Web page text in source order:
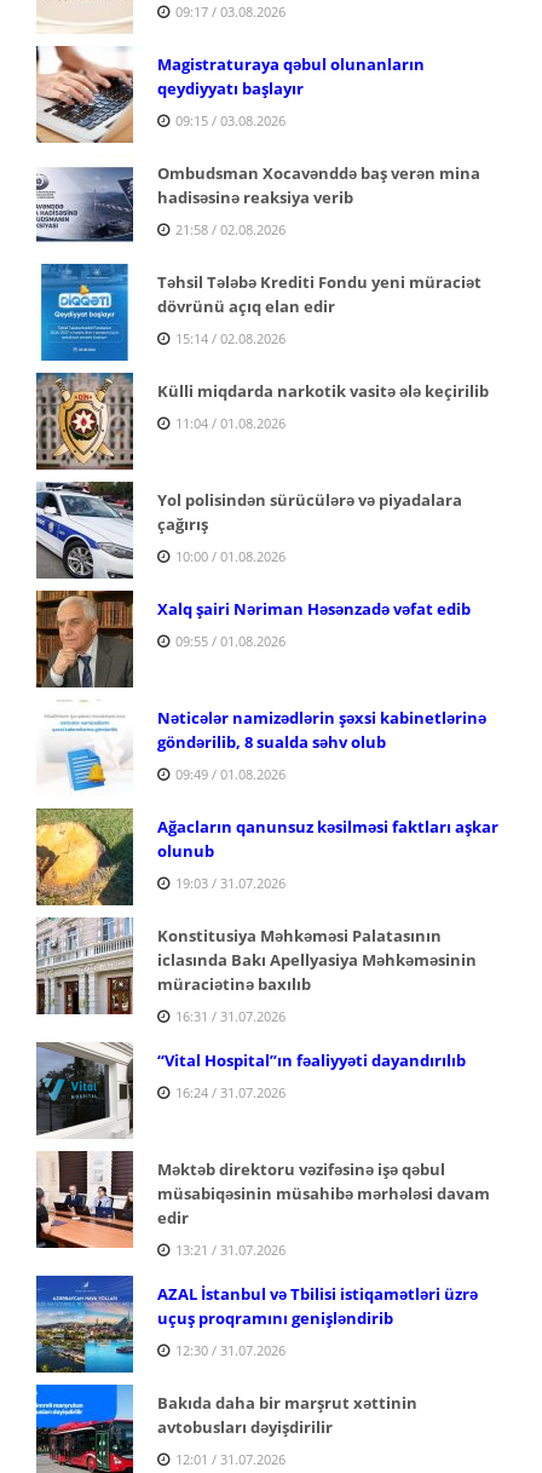
09:17 / 03.08.2026
Magistraturaya qəbul olunanların
qeydiyyatı başlayır
09:15 / 03.08.2026
Ombudsman Xocavənddə baş verən mina
hadisəsinə reaksiya verib
21:58 / 02.08.2026
Təhsil Tələbə Krediti Fondu yeni müraciət
dövrünü açıq elan edir
15:14 / 02.08.2026
Külli miqdarda narkotik vasitə ələ keçirilib
11:04 / 01.08.2026
Yol polisindən sürücülərə və piyadalara
çağırış
10:00 / 01.08.2026
Xalq şairi Nəriman Həsənzadə vəfat edib
09:55 / 01.08.2026
Nəticələr namizədlərin şəxsi kabinetlərinə
göndərilib, 8 sualda səhv olub
09:49 / 01.08.2026
Ağacların qanunsuz kəsilməsi faktları aşkar
olunub
19:03 / 31.07.2026
Konstitusiya Məhkəməsi Palatasının
iclasında Bakı Apellyasiya Məhkəməsinin
müraciətinə baxılıb
16:31 / 31.07.2026
“Vital Hospital”ın fəaliyyəti dayandırılıb
16:24 / 31.07.2026
Məktəb direktoru vəzifəsinə işə qəbul
müsabiqəsinin müsahibə mərhələsi davam
edir
13:21 / 31.07.2026
AZAL İstanbul və Tbilisi istiqamətləri üzrə
uçuş proqramını genişləndirib
12:30 / 31.07.2026
Bakıda daha bir marşrut xəttinin
avtobusları dəyişdirilir
12:01 / 31.07.2026